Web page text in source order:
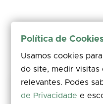
Mantém este
Política de
Usamos cookies
do site, medir visitas
relevantes. Podes
de Privacidade e